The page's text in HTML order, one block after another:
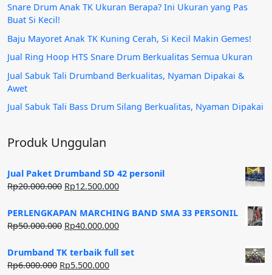
Snare Drum Anak TK Ukuran Berapa? Ini Ukuran yang Pas
Buat Si Kecil!
Baju Mayoret Anak TK Kuning Cerah, Si Kecil Makin Gemes!
Jual Ring Hoop HTS Snare Drum Berkualitas Semua Ukuran
Jual Sabuk Tali Drumband Berkualitas, Nyaman Dipakai &
Awet
Jual Sabuk Tali Bass Drum Silang Berkualitas, Nyaman Dipakai
Produk Unggulan
Jual Paket Drumband SD 42 personil
Rp20.000.000 Harga
adalah:
Rp20.000.000.
Rp12.500.000Harga
ini
adalah:
PERLENGKAPAN MARCHING BAND SMA 33 PERSONIL
Rp50.000.000 Harga
adalah:
Rp50.000.000.
Rp40.000.000Harga
ini
Drumband TK terbaik full set
Rp6.000.000 Harga
Rp5.500.000Harga